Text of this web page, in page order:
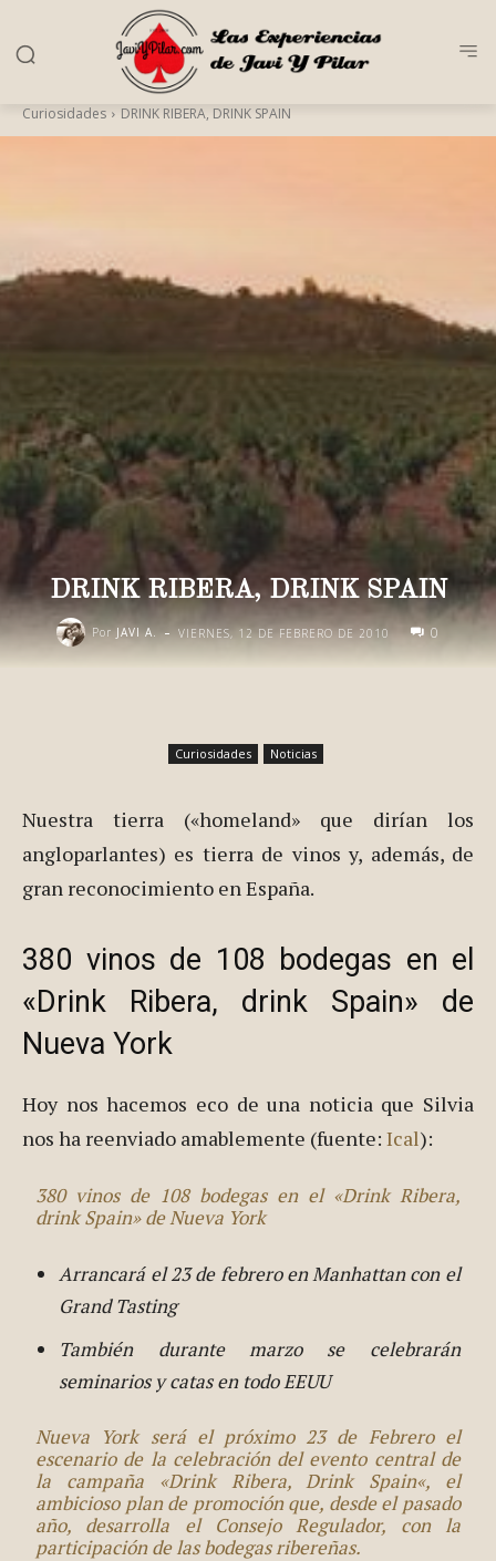
Curiosidades DRINK RIBERA, DRINK SPAIN
DRINK RIBERA, DRINK SPAIN
Por JAVI A. - VIERNES, 12 DE FEBRERO DE 2010 0
Curiosidades Noticias
Nuestra tierra («homeland» que dirían los
angloparlantes) es tierra de vinos y, además, de
gran reconocimiento en España.
380 vinos de 108 bodegas en el
«Drink Ribera, drink Spain» de
Nueva York
Hoy nos hacemos eco de una noticia que Silvia
nos ha reenviado amablemente (fuente: Ical):
380 vinos de 108 bodegas en el «Drink Ribera,
drink Spain» de Nueva York
Arrancará el 23 de febrero en Manhattan con el
Grand Tasting
También durante marzo se celebrarán
seminarios y catas en todo EEUU
Nueva York será el próximo 23 de Febrero el
escenario de la celebración del evento central de
la campaña «Drink Ribera, Drink Spain«, el
ambicioso plan de promoción que, desde el pasado
año, desarrolla el Consejo Regulador, con la
participación de las bodegas ribereñas.